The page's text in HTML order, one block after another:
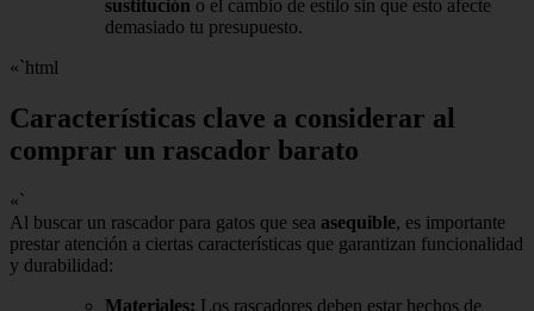
sustitución o el cambio de estilo sin que esto afecte
demasiado tu presupuesto.
«`html
Características clave a considerar al
comprar un rascador barato
«`
Al buscar un rascador para gatos que sea asequible, es importante
prestar atención a ciertas características que garantizan funcionalidad
y durabilidad:
Materiales: Los rascadores deben estar hechos de